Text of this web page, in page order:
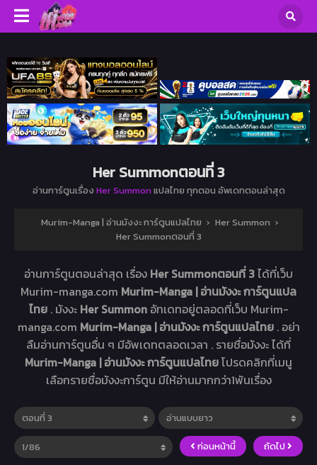
Her Summonตอนที่ 3
อ่านการ์ตูนเรื่อง Her Summon แปลไทย ทุกตอน อัพเดทตอนล่าสุด
Murim-Manga | อ่านมังงะ การ์ตูนแปลไทย › Her Summon ›
Her Summonตอนที่ 3
อ่านการ์ตูนตอนล่าสุด เรื่อง Her Summonตอนที่ 3ได้ที่เว็บ
Murim-manga.com Murim-Manga | อ่านมังงะ การ์ตูนแปล
ไทย . มังงะ Her Summon อัทเดทอยู่ตลอดที่เว็บ Murim-
manga.com Murim-Manga | อ่านมังงะ การ์ตูนแปลไทย . อย่า
ลืมอ่านการ์ตูนอื่น ๆ มีอัพเดทตลอดเวลา . รายชื่อมังงะ ได้ที่
Murim-Manga | อ่านมังงะ การ์ตูนแปลไทยโปรดคลิกที่เมนู
เลือกรายชื่อมังงะการ์ตูน มีให้อ่านมากกว่า1พันเรื่อง
ก่อนหน้านี้ ถัดไป